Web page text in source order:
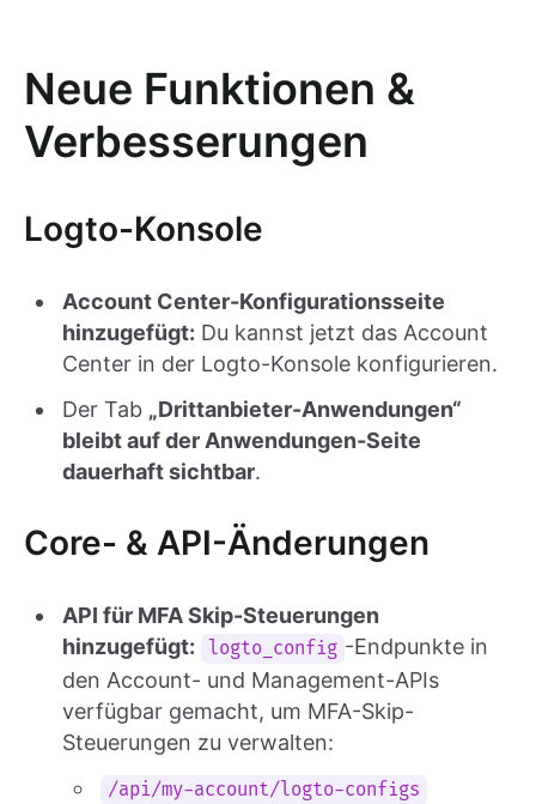
Neue Funktionen &
Verbesserungen
Logto-Konsole
Account Center-Konfigurationsseite
hinzugefügt: Du kannst jetzt das Account
Center in der Logto-Konsole konfigurieren.
Der Tab „Drittanbieter-Anwendungen“
bleibt auf der Anwendungen-Seite
dauerhaft sichtbar.
Core- & API-Änderungen
API für MFA Skip-Steuerungen
hinzugefügt:
logto_config -Endpunkte in
den Account- und Management-APIs
verfügbar gemacht, um MFA-Skip-
Steuerungen zu verwalten:
/api/my-account/logto-configs